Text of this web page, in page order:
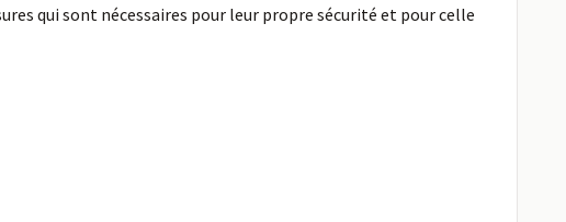
qui sont nécessaires pour leur propre sécurité et pour celle